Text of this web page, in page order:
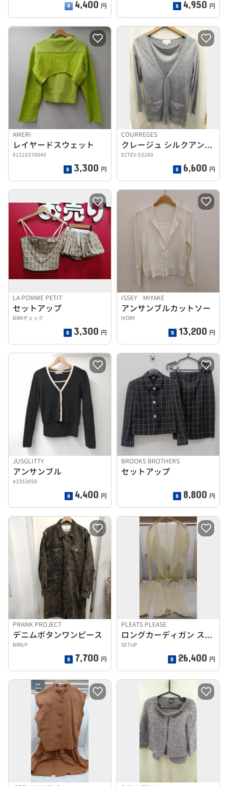
4,400 円 4,950 円
AMERI
レイヤードスウェット
01210370040
3,300 円
COURREGES
クレージュ シルクアンサンブルカーディガン
ECTEV-53260
6,600 円
LA POMME PETIT
セットアップ
BRNチェック
3,300 円
ISSEY MIYAKE
アンサンブルカットソー
IVORY
13,200 円
JUSGLITTY
アンサンブル
43353850
4,400 円
BROOKS BROTHERS
セットアップ
8,800 円
PRANK PROJECT
デニムボタンワンピース
BRN/F
7,700 円
PLEATS PLEASE
ロングカーディガン スカート 白
SETUP
26,400 円